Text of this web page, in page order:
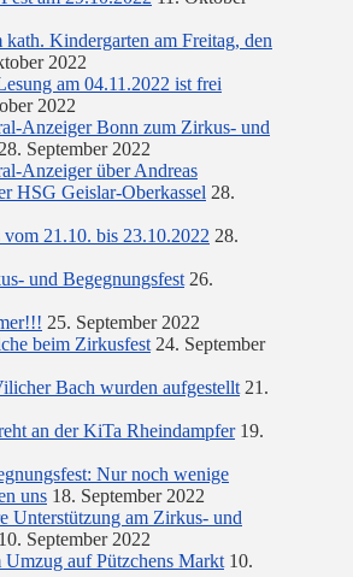
Kindergarten am Freitag, den
2022
am 04.11.2022 ist frei
2022
Anzeiger Bonn zum Zirkus- und
28. September 2022
Anzeiger über Andreas
HSG Geislar-Oberkassel 28.
21.10. bis 23.10.2022 28.
und Begegnungsfest 26.
25. September 2022
beim Zirkusfest 24. September
Bach wurden aufgestellt 21.
an der KiTa Rheindampfer 19.
Nur noch wenige
uns 18. September 2022
Unterstützung am Zirkus- und
10. September 2022
Umzug auf Pützchens Markt 10.